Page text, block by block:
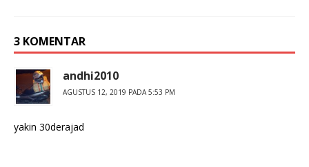
3 KOMENTAR
andhi2010
AGUSTUS 12, 2019 PADA 5:53 PM
yakin 30derajad